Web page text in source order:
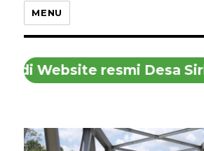
MENU
Website resmi Desa